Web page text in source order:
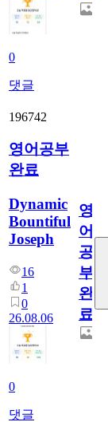
0
댓글
196742
영어공부
완료
Dynamic
Bountiful
Joseph
16
1
0
26.08.06
0
댓글
영
어
공
부
완
료